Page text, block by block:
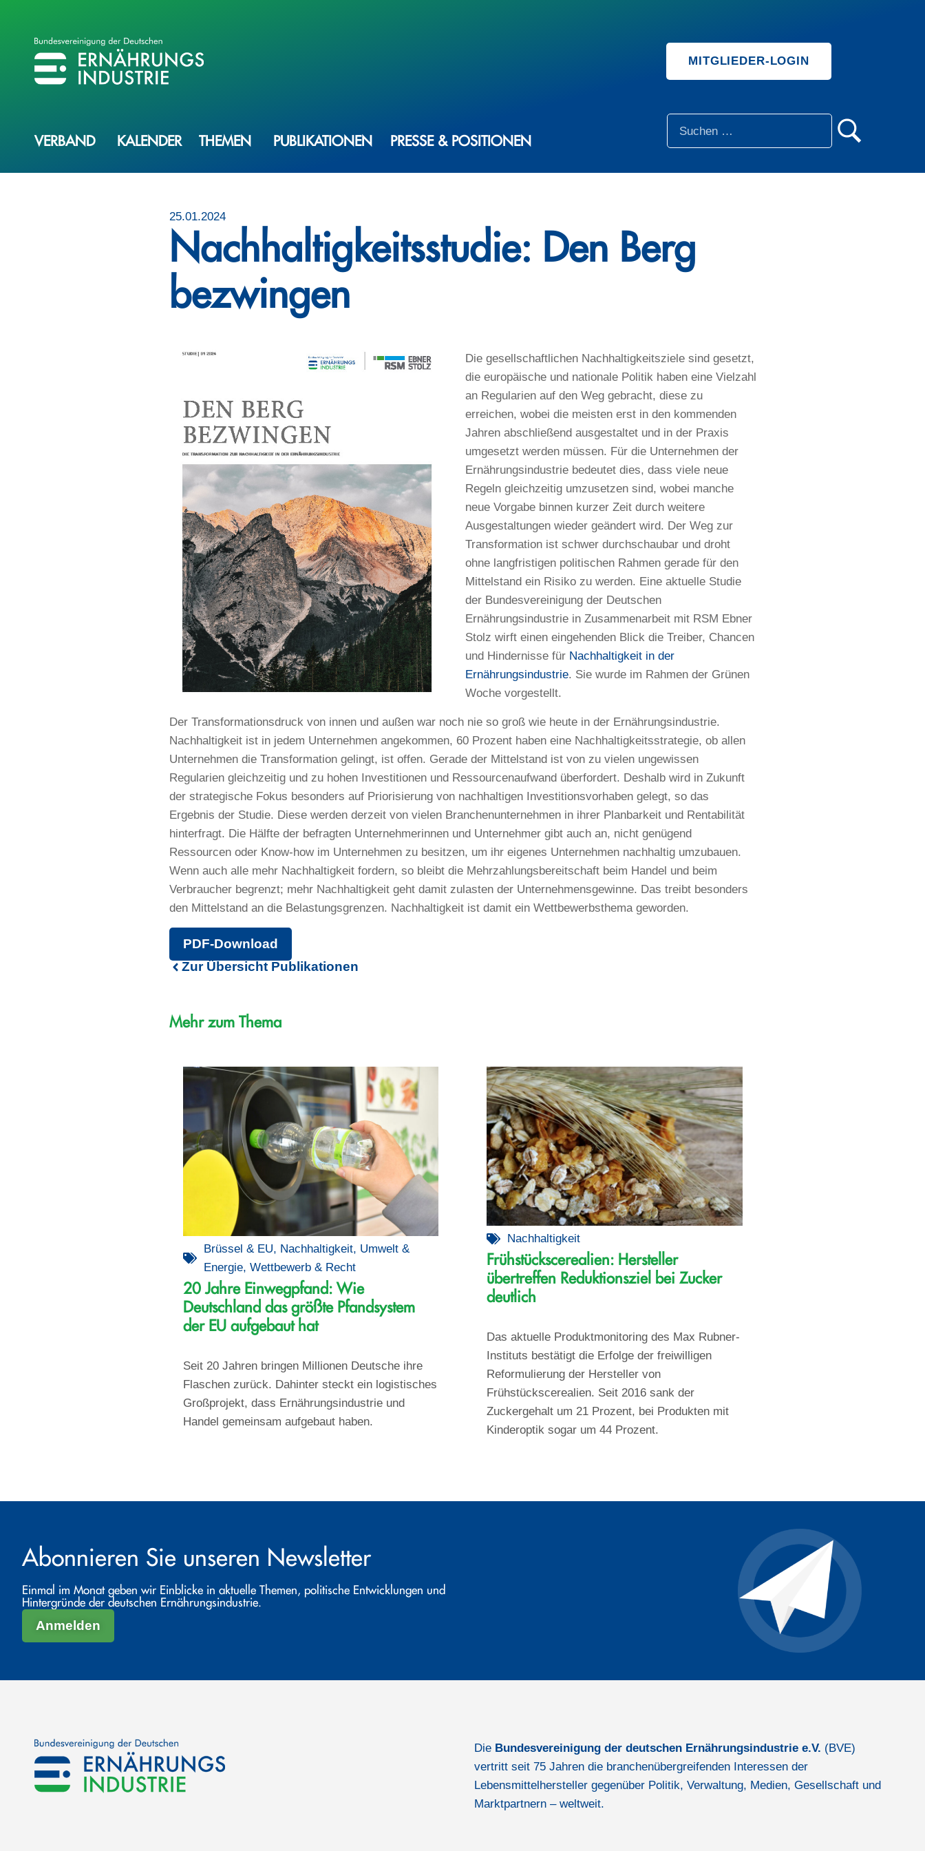
BVE
BUNDESVEREINIGUNG DER ERNÄHRUNGSINDUSTRIE MITGLIEDER-LOGIN
VERBAND KALENDER THEMEN PUBLIKATIONEN PRESSE & POSITIONEN
25.01.2024
Nachhaltigkeits­studie: Den Berg
bezwingen
Die gesellschaftlichen Nachhaltigkeitsziele sind gesetzt,
die europäische und nationale Politik haben eine Vielzahl
an Regularien auf den Weg gebracht, diese zu
erreichen, wobei die meisten erst in den kommenden
Jahren abschließend ausgestaltet und in der Praxis
umgesetzt werden müssen. Für die Unternehmen der
Ernährungsindustrie bedeutet dies, dass viele neue
Regeln gleichzeitig umzusetzen sind, wobei manche
neue Vorgabe binnen kurzer Zeit durch weitere
Ausgestaltungen wieder geändert wird. Der Weg zur
Transformation ist schwer durchschaubar und droht
ohne langfristigen politischen Rahmen gerade für den
Mittelstand ein Risiko zu werden. Eine aktuelle Studie
der Bundesvereinigung der Deutschen
Ernährungsindustrie in Zusammenarbeit mit RSM Ebner
Stolz wirft einen eingehenden Blick die Treiber, Chancen
und Hindernisse für Nachhaltigkeit in der
Ernährungsindustrie. Sie wurde im Rahmen der Grünen
Woche vorgestellt.
Der Transformationsdruck von innen und außen war noch nie so groß wie heute in der Ernährungsindustrie.
Nachhaltigkeit ist in jedem Unternehmen angekommen, 60 Prozent haben eine Nachhaltigkeitsstrategie, ob allen
Unternehmen die Transformation gelingt, ist offen. Gerade der Mittelstand ist von zu vielen ungewissen
Regularien gleichzeitig und zu hohen Investitionen und Ressourcenaufwand überfordert. Deshalb wird in Zukunft
der strategische Fokus besonders auf Priorisierung von nachhaltigen Investitionsvorhaben gelegt, so das
Ergebnis der Studie. Diese werden derzeit von vielen Branchenunternehmen in ihrer Planbarkeit und Rentabilität
hinterfragt. Die Hälfte der befragten Unternehmerinnen und Unternehmer gibt auch an, nicht genügend
Ressourcen oder Know-how im Unternehmen zu besitzen, um ihr eigenes Unternehmen nachhaltig umzubauen.
Wenn auch alle mehr Nachhaltigkeit fordern, so bleibt die Mehrzahlungsbereitschaft beim Handel und beim
Verbraucher begrenzt; mehr Nachhaltigkeit geht damit zulasten der Unternehmensgewinne. Das treibt besonders
den Mittelstand an die Belastungsgrenzen. Nachhaltigkeit ist damit ein Wettbewerbsthema geworden.
PDF-Download
Zur Übersicht Publikationen
Mehr zum Thema
Brüssel & EU, Nachhaltigkeit, Umwelt &
Energie, Wettbewerb & Recht
20 Jahre Einwegpfand: Wie
Deutschland das größte Pfandsystem
der EU aufgebaut hat
Seit 20 Jahren bringen Millionen Deutsche ihre
Flaschen zurück. Dahinter steckt ein logistisches
Großprojekt, dass Ernährungsindustrie und
Handel gemeinsam aufgebaut haben.
Nachhaltigkeit
Frühstückscerealien: Hersteller
übertreffen Reduktionsziel bei Zucker
deutlich
Das aktuelle Produktmonitoring des Max Rubner-
Instituts bestätigt die Erfolge der freiwilligen
Reformulierung der Hersteller von
Frühstückscerealien. Seit 2016 sank der
Zuckergehalt um 21 Prozent, bei Produkten mit
Kinderoptik sogar um 44 Prozent.
Abonnieren Sie unseren Newsletter
Einmal im Monat geben wir Einblicke in aktuelle Themen, politische Entwicklungen und
Hintergründe der deutschen Ernährungsindustrie.
Anmelden
Die Bundesvereinigung der deutschen Ernährungsindustrie e.V. (BVE)
vertritt seit 75 Jahren die branchenübergreifenden Interessen der
Lebensmittelhersteller gegenüber Politik, Verwaltung, Medien, Gesellschaft und
Marktpartnern – weltweit.